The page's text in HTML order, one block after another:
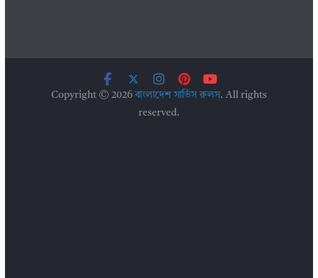
Copyright © 2026বাংলাদেশ সার্ভিস রুলস. All rights
reserved.